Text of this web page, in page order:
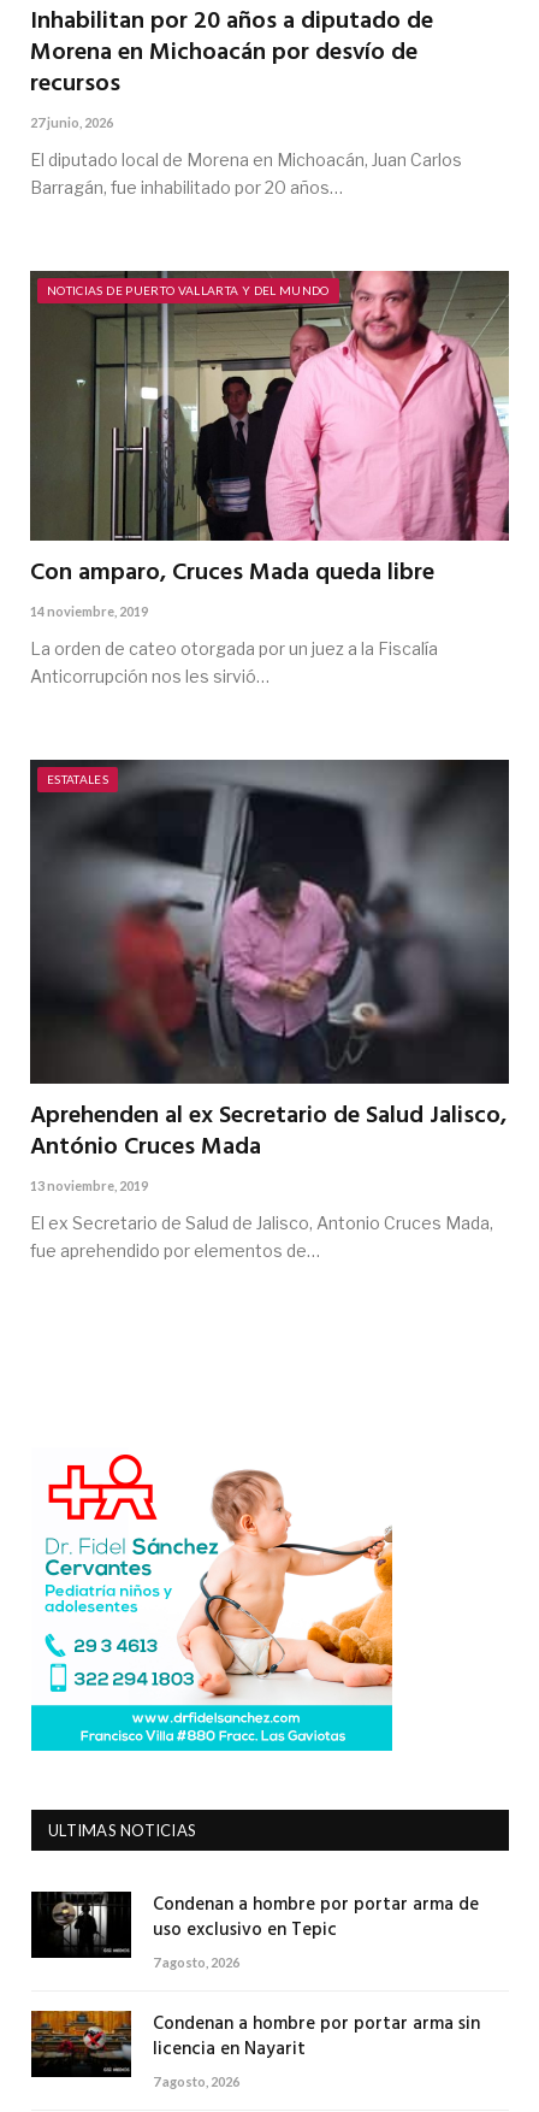
Inhabilitan por 20 años a diputado de
Morena en Michoacán por desvío de
recursos
27 junio, 2026
El diputado local de Morena en Michoacán, Juan Carlos
Barragán, fue inhabilitado por 20 años…
NOTICIAS DE PUERTO VALLARTA Y DEL MUNDO
Con amparo, Cruces Mada queda libre
14 noviembre, 2019
La orden de cateo otorgada por un juez a la Fiscalía
Anticorrupción nos les sirvió…
ESTATALES
Aprehenden al ex Secretario de Salud Jalisco,
António Cruces Mada
13 noviembre, 2019
El ex Secretario de Salud de Jalisco, Antonio Cruces Mada,
fue aprehendido por elementos de…
ULTIMAS NOTICIAS
Condenan a hombre por portar arma de
uso exclusivo en Tepic
7 agosto, 2026
Condenan a hombre por portar arma sin
licencia en Nayarit
7 agosto, 2026